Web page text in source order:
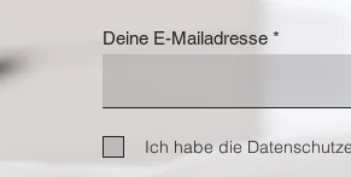
Deine E-Mailadresse
Ich habe die